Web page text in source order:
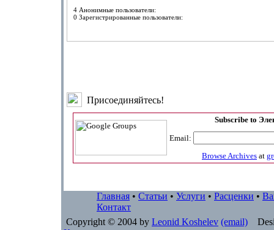
4 Анонимные пользователи:
0 Зарегистрированные пользователи:
Присоединяйтесь!
Subscribe to
Email:
Browse Archives at
Главная • Статьи • Услуги • Расценки •
Контакт
Copyright © 2004 by Leonid Koshelev (email)